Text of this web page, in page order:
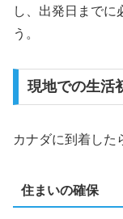
し、出発日までに
う。
現地での生活
カナダに到着した
住まいの確保